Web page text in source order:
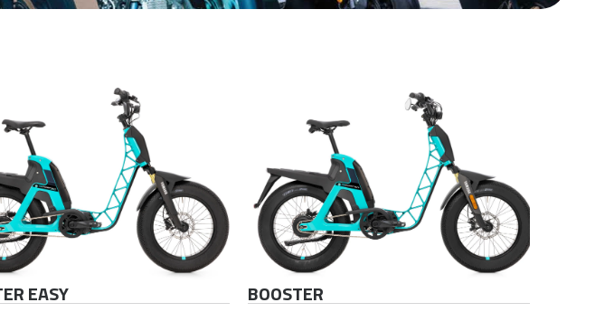
EASY BOOSTER